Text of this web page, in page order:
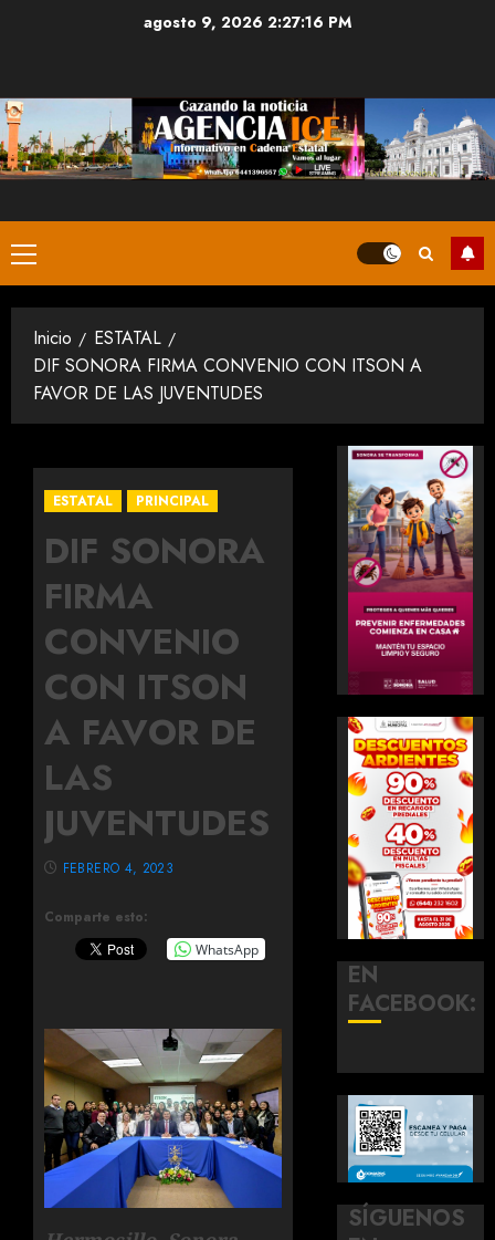
agosto 9, 20262:27:17 PM
Menú
principal
Inicio
ESTATAL
DIF SONORA FIRMA CONVENIO CON ITSON A
FAVOR DE LAS JUVENTUDES
ESTATAL PRINCIPAL
DIF SONORA
FIRMA
CONVENIO
CON ITSON
A FAVOR DE
LAS
JUVENTUDES
Comparte esto:
WhatsApp
FEBRERO 4, 2023
EN
FACEBOOK:
SÍGUENOS